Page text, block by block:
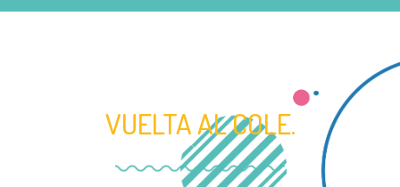
VUELTA AL COLE.